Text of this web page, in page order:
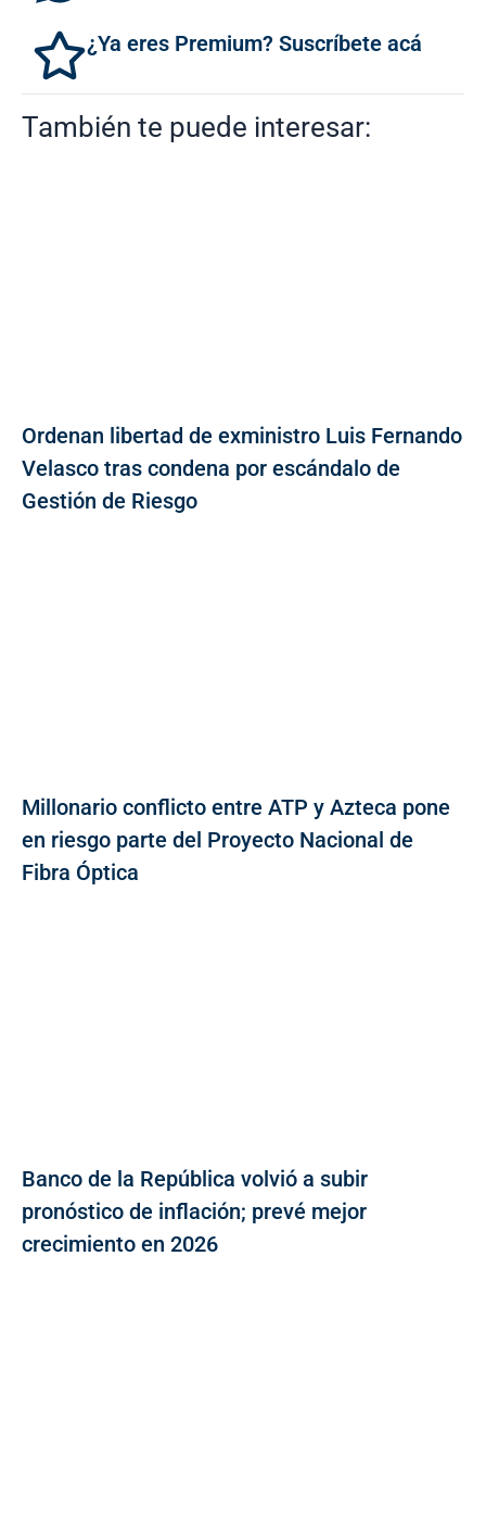
¿Ya eres Premium? Suscríbete acá
También te puede interesar:
Ordenan libertad de exministro Luis Fernando
Velasco tras condena por escándalo de
Gestión de Riesgo
Millonario conflicto entre ATP y Azteca pone
en riesgo parte del Proyecto Nacional de
Fibra Óptica
Banco de la República volvió a subir
pronóstico de inflación; prevé mejor
crecimiento en 2026